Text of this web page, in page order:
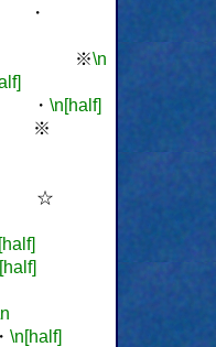
※\n
\n[half]
\n[half]